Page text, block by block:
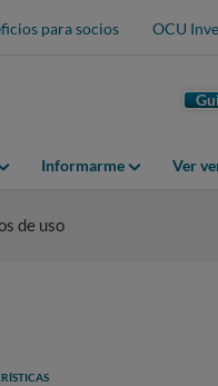
para socios OCU
Informarme Ver
de uso